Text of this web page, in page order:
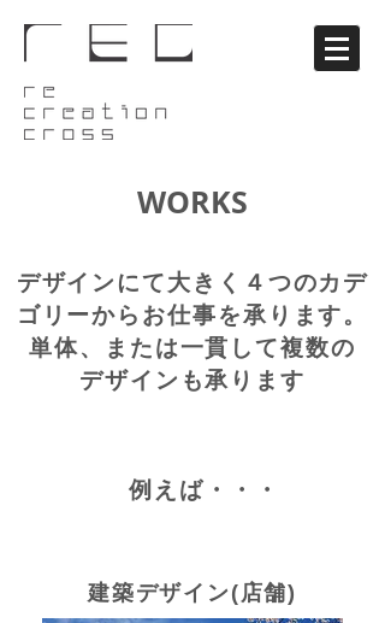
WORKS
デザインにて大きく４つのカデ
ゴリーから お仕事を承ります。
単体、または一貫して複数の
デザインも承ります
例えば・・・
建築デザイン(店舗)